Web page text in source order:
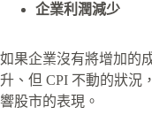
企業利潤減少
如果企業沒有將增加的
升、但 CPI 不動的狀況
響股市的表現。